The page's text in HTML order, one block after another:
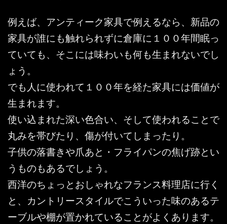
例えば、アンティーク家具で例えるなら、新品の
家具が誰にも触れられずに倉庫に１００年間眠っ
ていても、そこには味わいも何も生まれないでし
ょう。
でも人に使われて１００年を経た家具には価値が
生まれます。
使い込まれた深い色合い、そして使われることで
丸みを帯びたり、傷が付いてしまったり。
子供の落書きや爪あと・フライパンの焦げ跡とい
うものもあるでしょう。
西洋のちょっとおしゃれなフランス料理店に行く
と、カントリースタイルでこういった味のあるテ
ーブルや棚が置かれていることがよくあります。